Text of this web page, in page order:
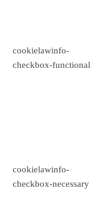
cookielawinfo-
checkbox-functional
cookielawinfo-
checkbox-necessary